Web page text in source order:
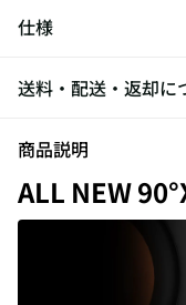
仕様
送料・配送・返却に
商品説明
ALL NEW